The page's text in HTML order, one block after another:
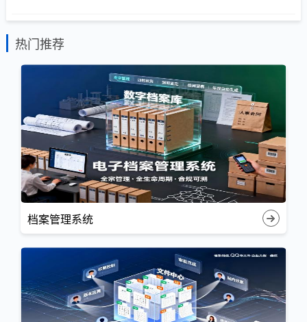
热门推荐
档案管理系统